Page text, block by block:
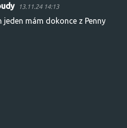
13.11.24 14:13
jeden mám dokonce z Penny